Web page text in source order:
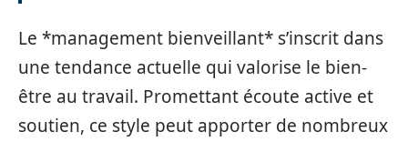
Le *management bienveillant* s’inscrit dans
une tendance actuelle qui valorise le bien-
être au travail. Promettant écoute active et
soutien, ce style peut apporter de nombreux